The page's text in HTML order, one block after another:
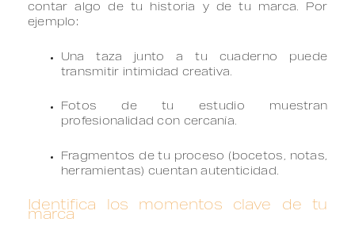
contar algo de tu historia y de tu marca. Por
ejemplo:
Una taza junto a tu cuaderno puede
transmitir intimidad creativa.
Fotos de tu estudio muestran
profesionalidad con cercanía.
Fragmentos de tu proceso (bocetos, notas,
herramientas) cuentan autenticidad.
Identifica los momentos clave de tu
marca